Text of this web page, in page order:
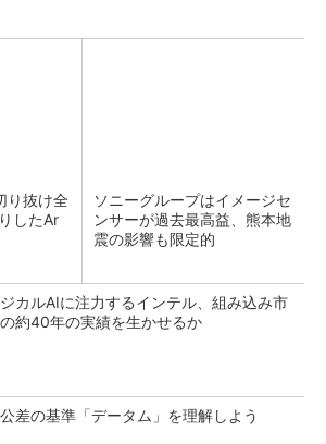
り抜け全
したAr
ソニーグループはイメージセ
ンサーが過去最高益、熊本地
震の影響も限定的
カルAIに注力するインテル、組み込み市
約40年の実績を生かせるか
差の基準「データム」を理解しよう